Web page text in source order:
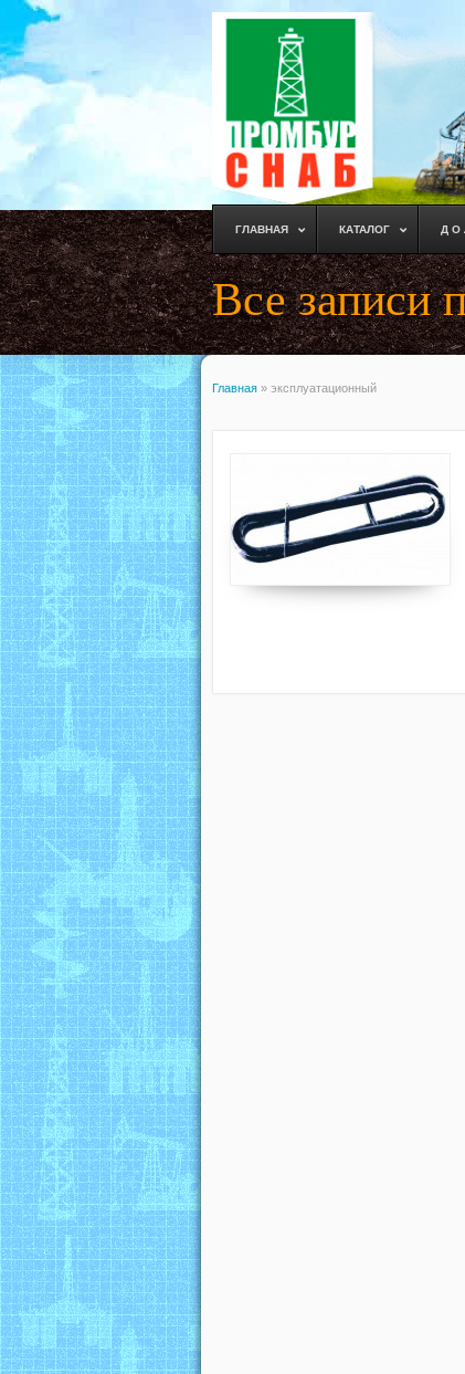
ГЛАВНАЯ КАТАЛОГ Д О
Все записи
Главная » эксплуатационный